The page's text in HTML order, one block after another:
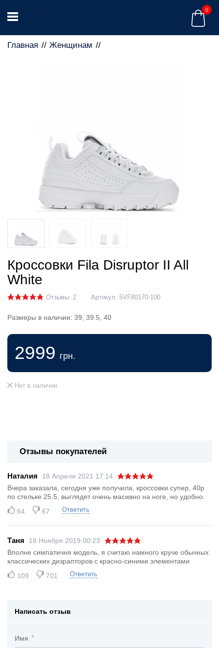
0
Главная Женщинам
Кроссовки Fila Disruptor II All
White
Отзывы: 2 Артикул: 5VF80170-100
Размеры в наличии: 39, 39.5, 40
2999 грн.
Нет в наличии
Отзывы покупателей
Наталия
18 Апреля 2021 17:14
Вчера заказала, сегодня уже получила, кроссовки супер, 40р
по стельке 25.5, выглядят очень масивно на ноге, но удобно.
64
67 Ответить
Таня
18 Ноября 2019 00:23
Вполне симпатичня модель, я считаю намного круче обычных
классических дизрапторов с красно-синими элементами
109
701 Ответить
Написать отзыв
Имя